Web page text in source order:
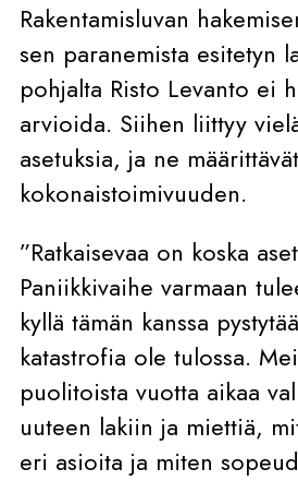
Rakentamisluvan
sen paranemista esitetyn
pohjalta Risto Levanto ei
arvioida. Siihen liittyy
asetuksia, ja ne
kokonaistoimivuuden.
”Ratkaisevaa on koska
Paniikkivaihe varmaan
kyllä tämän kanssa
katastrofia ole tulossa.
puolitoista vuotta aikaa
uuteen lakiin ja miettiä,
eri asioita ja miten